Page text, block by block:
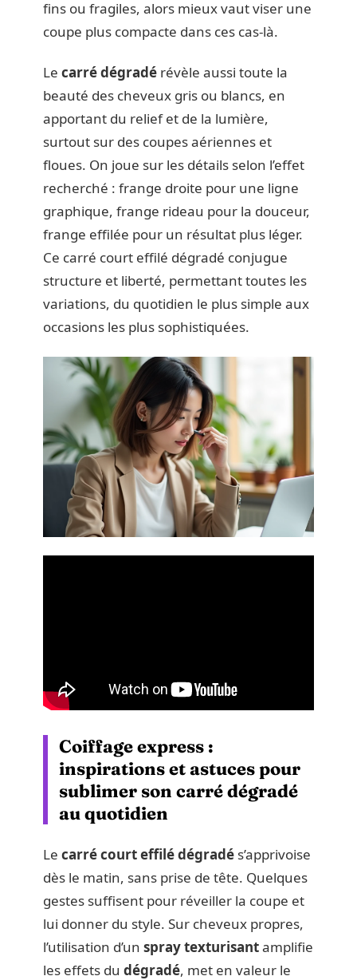
fins ou fragiles, alors mieux vaut viser une
coupe plus compacte dans ces cas-là.
Le carré dégradé révèle aussi toute la
beauté des cheveux gris ou blancs, en
apportant du relief et de la lumière,
surtout sur des coupes aériennes et
floues. On joue sur les détails selon l’effet
recherché : frange droite pour une ligne
graphique, frange rideau pour la douceur,
frange effilée pour un résultat plus léger.
Ce carré court effilé dégradé conjugue
structure et liberté, permettant toutes les
variations, du quotidien le plus simple aux
occasions les plus sophistiquées.
Coiffage express :
inspirations et astuces pour
sublimer son carré dégradé
au quotidien
Le carré court effilé dégradé s’apprivoise
dès le matin, sans prise de tête. Quelques
gestes suffisent pour réveiller la coupe et
lui donner du style. Sur cheveux propres,
l’utilisation d’un spray texturisantamplifie
les effets du dégradé, met en valeur le